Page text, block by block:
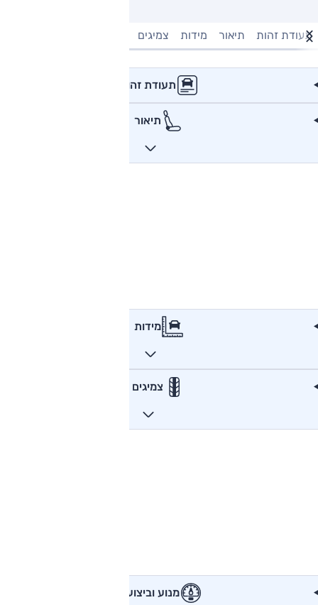
תעודת זהות תיאור מידות צמיגים
תעודת זהות
תיאור
מידות
צמיגים
מנוע וביצועים